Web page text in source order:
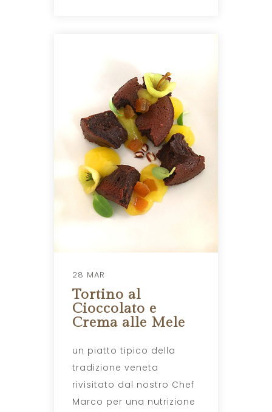
28 MAR
Tortino al
Cioccolato e
Crema alle Mele
un piatto tipico della
tradizione veneta
rivisitato dal nostro Chef
Marco per una nutrizione